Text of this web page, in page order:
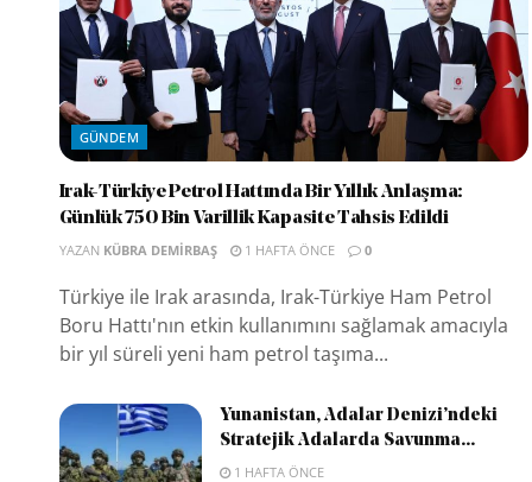
GÜNDEM
Irak-Türkiye Petrol Hattında Bir Yıllık Anlaşma:
Günlük 750 Bin Varillik Kapasite Tahsis Edildi
YAZAN KÜBRA DEMIRBAŞ 1 HAFTA ÖNCE 0
Türkiye ile Irak arasında, Irak-Türkiye Ham Petrol
Boru Hattı'nın etkin kullanımını sağlamak amacıyla
bir yıl süreli yeni ham petrol taşıma...
Yunanistan, Adalar Denizi’ndeki
Stratejik Adalarda Savunma...
1 HAFTA ÖNCE